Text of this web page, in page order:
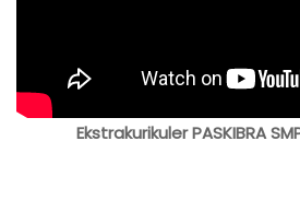
Ekstrakurikuler PASKIBRA